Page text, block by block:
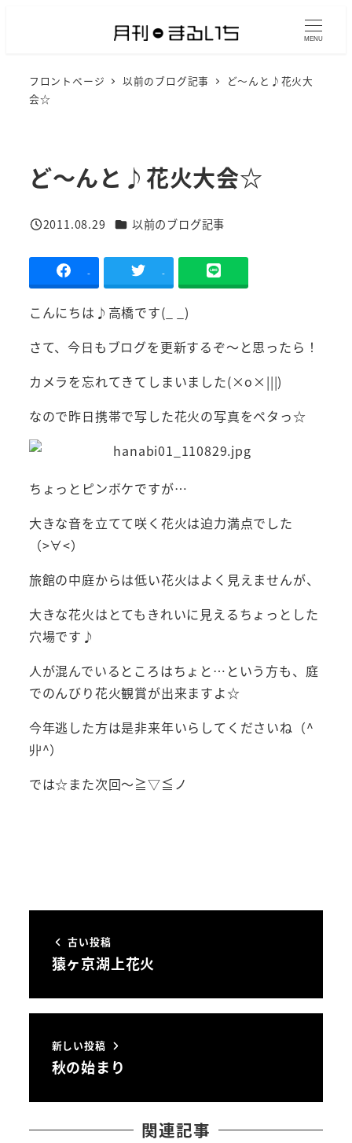
MENU
フロントページ 以前のブログ記事
ど～んと♪花火大
会☆
ど～んと♪花火大会☆
投稿日
2011.08.29 カテゴリー
以前のブログ記事
- -
こんにちは♪高橋です(_ _)
さて、今日もブログを更新するぞ～と思ったら！
カメラを忘れてきてしまいました(×o×|||)
なので昨日携帯で写した花火の写真をペタっ☆
ちょっとピンボケですが…
大きな音を立てて咲く花火は迫力満点でした
（>∀<）
旅館の中庭からは低い花火はよく見えませんが、
大きな花火はとてもきれいに見えるちょっとした
穴場です♪
人が混んでいるところはちょと…という方も、庭
でのんびり花火観賞が出来ますよ☆
今年逃した方は是非来年いらしてくださいね（^
丱^）
では☆また次回～≧▽≦ノ
古い投稿
猿ヶ京湖上花火
新しい投稿
秋の始まり
関連記事